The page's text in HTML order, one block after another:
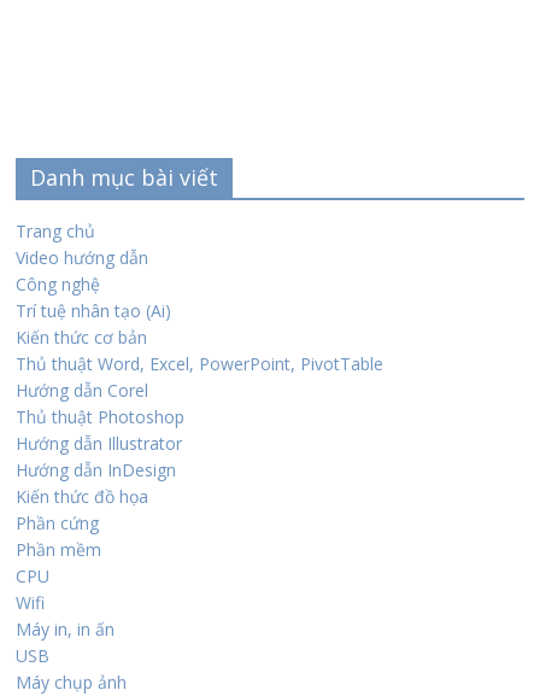
Danh mục bài viết
Trang chủ
Video hướng dẫn
Công nghệ
Trí tuệ nhân tạo (Ai)
Kiến thức cơ bản
Thủ thuật Word, Excel, PowerPoint, PivotTable
Hướng dẫn Corel
Thủ thuật Photoshop
Hướng dẫn Illustrator
Hướng dẫn InDesign
Kiến thức đồ họa
Phần cứng
Phần mềm
CPU
Wifi
Máy in, in ấn
USB
Máy chụp ảnh